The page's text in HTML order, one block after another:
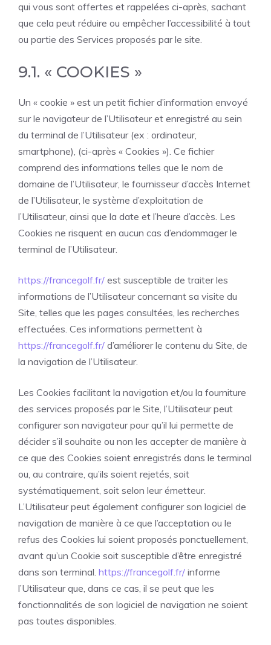
qui vous sont offertes et rappelées ci-après, sachant
que cela peut réduire ou empêcher l’accessibilité à tout
ou partie des Services proposés par le site.
9.1. « COOKIES »
Un « cookie » est un petit fichier d’information envoyé
sur le navigateur de l’Utilisateur et enregistré au sein
du terminal de l’Utilisateur (ex : ordinateur,
smartphone), (ci-après « Cookies »). Ce fichier
comprend des informations telles que le nom de
domaine de l’Utilisateur, le fournisseur d’accès Internet
de l’Utilisateur, le système d’exploitation de
l’Utilisateur, ainsi que la date et l’heure d’accès. Les
Cookies ne risquent en aucun cas d’endommager le
terminal de l’Utilisateur.
https://francegolf.fr/ est susceptible de traiter les
informations de l’Utilisateur concernant sa visite du
Site, telles que les pages consultées, les recherches
effectuées. Ces informations permettent à
https://francegolf.fr/ d’améliorer le contenu du Site, de
la navigation de l’Utilisateur.
Les Cookies facilitant la navigation et/ou la fourniture
des services proposés par le Site, l’Utilisateur peut
configurer son navigateur pour qu’il lui permette de
décider s’il souhaite ou non les accepter de manière à
ce que des Cookies soient enregistrés dans le terminal
ou, au contraire, qu’ils soient rejetés, soit
systématiquement, soit selon leur émetteur.
L’Utilisateur peut également configurer son logiciel de
navigation de manière à ce que l’acceptation ou le
refus des Cookies lui soient proposés ponctuellement,
avant qu’un Cookie soit susceptible d’être enregistré
dans son terminal. https://francegolf.fr/ informe
l’Utilisateur que, dans ce cas, il se peut que les
fonctionnalités de son logiciel de navigation ne soient
pas toutes disponibles.